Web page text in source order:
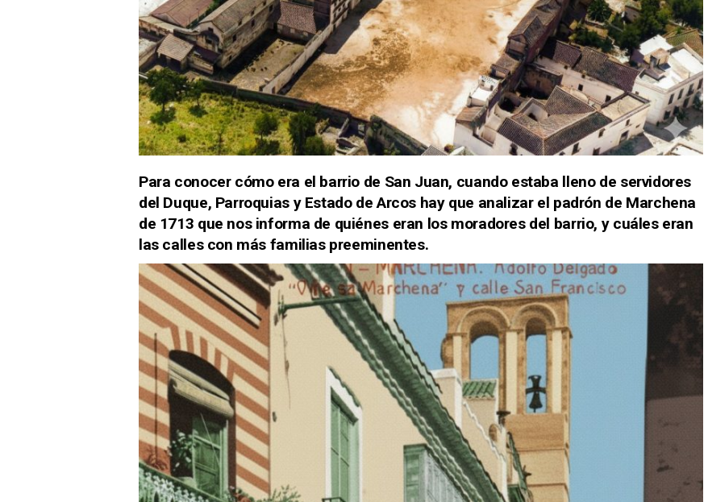
Para conocer cómo era el barrio de San Juan, cuando estaba lleno de servidores
del Duque, Parroquias y Estado de Arcos hay que analizar el padrón de Marchena
de 1713 que nos informa de quiénes eran los moradores del barrio, y cuáles eran
las calles con más familias preeminentes.